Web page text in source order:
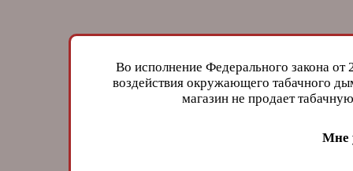
Во исполнение Федерального закона
воздействия окружающего табачного
магазин не продает
Мне